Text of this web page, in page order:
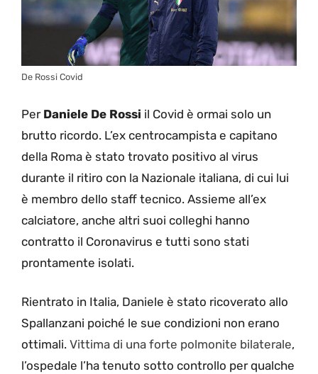
De Rossi Covid
Per Daniele De Rossi il Covid è ormai solo un
brutto ricordo. L’ex centrocampista e capitano
della Roma è stato trovato positivo al virus
durante il ritiro con la Nazionale italiana, di cui lui
è membro dello staff tecnico. Assieme all’ex
calciatore, anche altri suoi colleghi hanno
contratto il Coronavirus e tutti sono stati
prontamente isolati.
Rientrato in Italia, Daniele è stato ricoverato allo
Spallanzani poiché le sue condizioni non erano
ottimali. Vittima di una forte polmonite bilaterale,
l’ospedale l’ha tenuto sotto controllo per qualche